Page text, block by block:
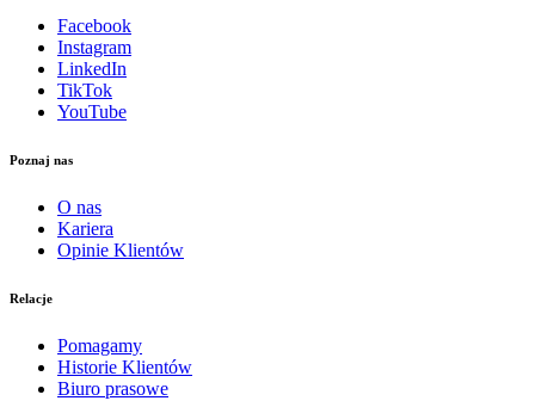
Facebook
Instagram
LinkedIn
TikTok
YouTube
Poznaj nas
O nas
Kariera
Opinie Klientów
Relacje
Pomagamy
Historie Klientów
Biuro prasowe